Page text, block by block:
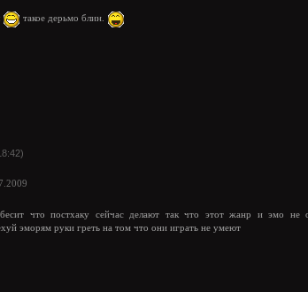
такое дерьмо блин.
что постхаку сейчас делают так что этот жанр и эмо не
эморям руки греть на том что они играть не умеют